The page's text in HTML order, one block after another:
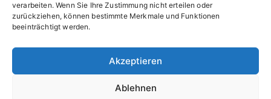
verarbeiten. Wenn Sie Ihre Zustimmung nicht erteilen oder
zurückziehen, können bestimmte Merkmale und Funktionen
beeinträchtigt werden.
Akzeptieren
Ablehnen
Domainvergabestelle.de